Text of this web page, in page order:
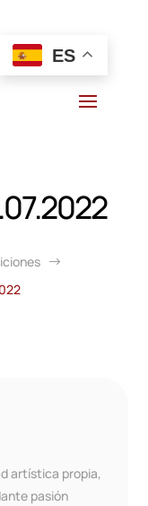
ES
$
artística propia,
pasión